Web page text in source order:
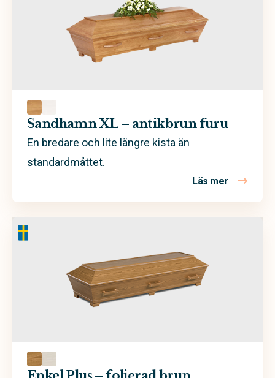
Sandhamn XL – antikbrun furu
En bredare och lite längre kista än
standardmåttet.
Läs mer om